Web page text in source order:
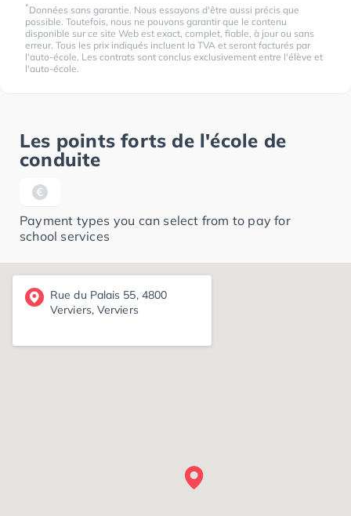
*Données sans garantie. Nous essayons d'être aussi précis que
possible. Toutefois, nous ne pouvons garantir que le contenu
disponible sur ce site Web est exact, complet, fiable, à jour ou sans
erreur. Tous les prix indiqués incluent la TVA et seront facturés par
l'auto-école. Les contrats sont conclus exclusivement entre l'élève et
l'auto-école.
Les points forts de l'école de
conduite
Payment types you can select from to pay for
school services
Rue du Palais 55, 4800
Verviers, Verviers